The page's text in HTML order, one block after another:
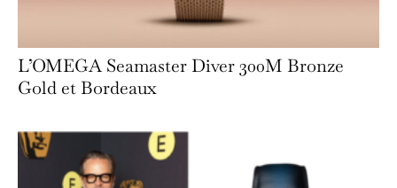
L’OMEGA Seamaster Diver 300M Bronze
Gold et Bordeaux